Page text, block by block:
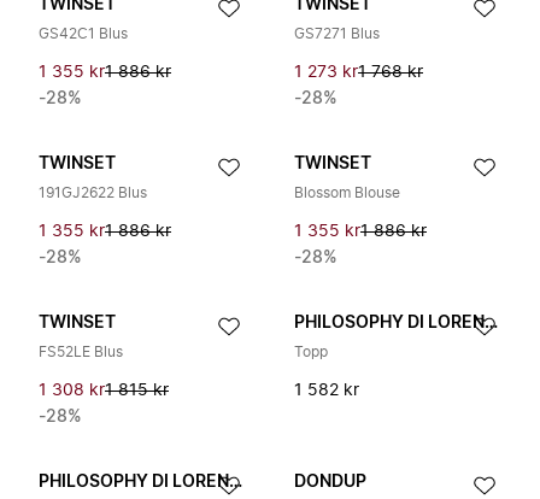
TWINSET
GS42C1 Blus
1 355 kr1 886 kr
-28%
TWINSET
GS7271 Blus
1 273 kr1 768 kr
-28%
TWINSET
191GJ2622 Blus
1 355 kr1 886 kr
-28%
TWINSET
Blossom Blouse
1 355 kr1 886 kr
-28%
TWINSET
FS52LE Blus
1 308 kr1 815 kr
-28%
PHILOSOPHY DI LORENZO SERAFINI
Topp
1 582 kr
PHILOSOPHY DI LORENZO SERAFINI DONDUP